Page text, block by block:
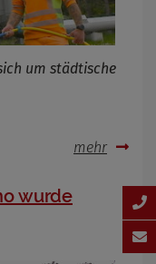
um städtische
mehr
wurde